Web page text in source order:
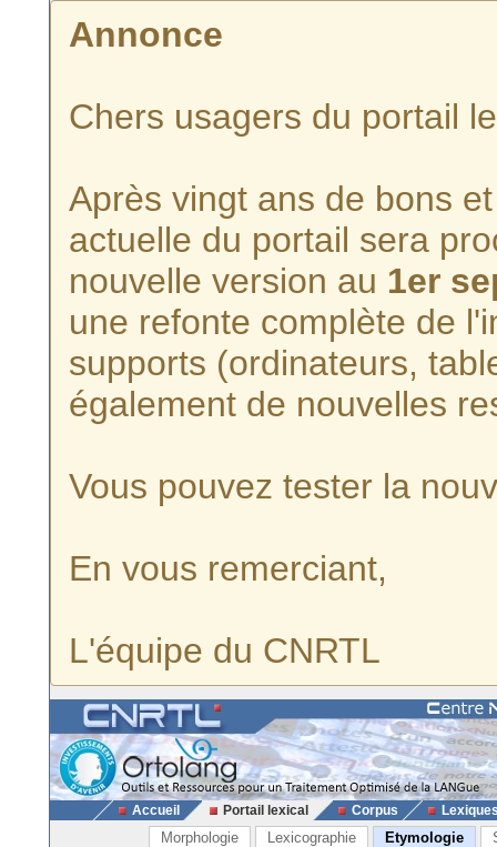
Annonce
Chers usagers du portail
Après vingt ans de bons
actuelle du portail sera
nouvelle version au 1er
une refonte complète de
supports (ordinateurs,
également de nouvelles
Vous pouvez tester la
En vous remerciant,
L'équipe du CNRTL
Accueil Portail lexical Corpus
Morphologie Lexicographie Etymologie